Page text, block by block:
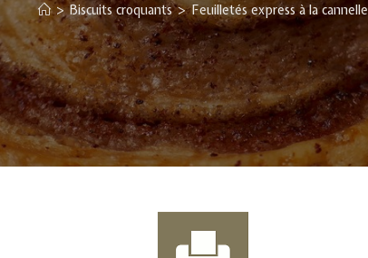
> Biscuits croquants > Feuilletés express à la cannelle